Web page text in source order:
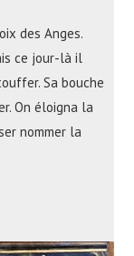
des Anges.
ce jour-là il
Sa bouche
On éloigna la
nommer la